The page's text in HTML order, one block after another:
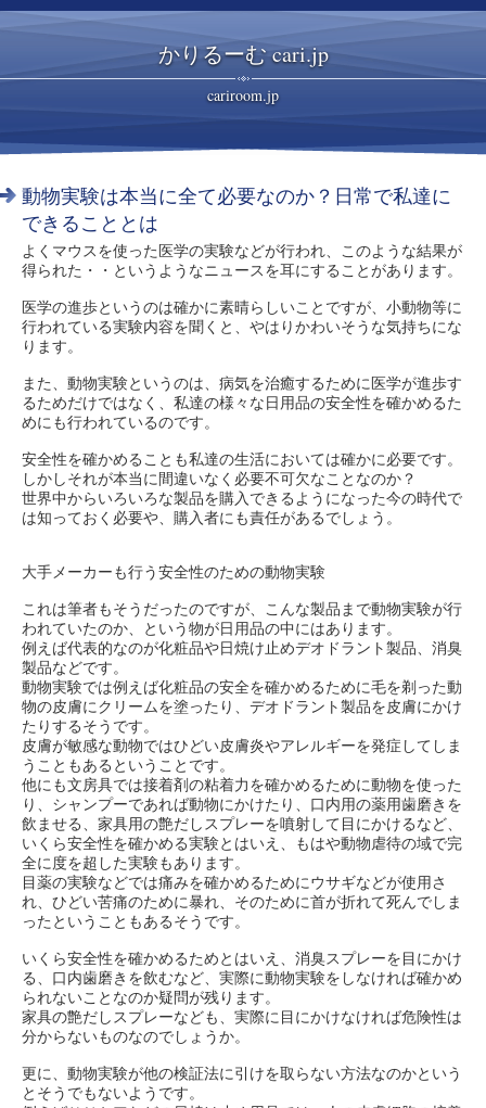
かりるーむ cari.jp
cariroom.jp
動物実験は本当に全て必要なのか？日常で私達に
できることとは
よくマウスを使った医学の実験などが行われ、このような結果が
得られた・・というようなニュースを耳にすることがあります。
医学の進歩というのは確かに素晴らしいことですが、小動物等に
行われている実験内容を聞くと、やはりかわいそうな気持ちにな
ります。
また、動物実験というのは、病気を治癒するために医学が進歩す
るためだけではなく、私達の様々な日用品の安全性を確かめるた
めにも行われているのです。
安全性を確かめることも私達の生活においては確かに必要です。
しかしそれが本当に間違いなく必要不可欠なことなのか？
世界中からいろいろな製品を購入できるようになった今の時代で
は知っておく必要や、購入者にも責任があるでしょう。
大手メーカーも行う安全性のための動物実験
これは筆者もそうだったのですが、こんな製品まで動物実験が行
われていたのか、という物が日用品の中にはあります。
例えば代表的なのが化粧品や日焼け止めデオドラント製品、消臭
製品などです。
動物実験では例えば化粧品の安全を確かめるために毛を剃った動
物の皮膚にクリームを塗ったり、デオドラント製品を皮膚にかけ
たりするそうです。
皮膚が敏感な動物ではひどい皮膚炎やアレルギーを発症してしま
うこともあるということです。
他にも文房具では接着剤の粘着力を確かめるために動物を使った
り、シャンプーであれば動物にかけたり、口内用の薬用歯磨きを
飲ませる、家具用の艶だしスプレーを噴射して目にかけるなど、
いくら安全性を確かめる実験とはいえ、もはや動物虐待の域で完
全に度を超した実験もあります。
目薬の実験などでは痛みを確かめるためにウサギなどが使用さ
れ、ひどい苦痛のために暴れ、そのために首が折れて死んでしま
ったということもあるそうです。
いくら安全性を確かめるためとはいえ、消臭スプレーを目にかけ
る、口内歯磨きを飲むなど、実際に動物実験をしなければ確かめ
られないことなのか疑問が残ります。
家具の艶だしスプレーなども、実際に目にかけなければ危険性は
分からないものなのでしょうか。
更に、動物実験が他の検証法に引けを取らない方法なのかという
とそうでもないようです。